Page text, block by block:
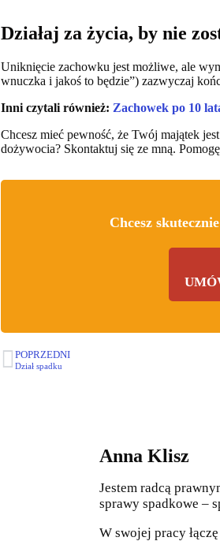
Działaj za życia, by nie
Uniknięcie zachowku jest możliwe, ale
wnuczka i jakoś to będzie”) zazwyczaj
Inni czytali również: Zachowek po 10
Chcesz mieć pewność, że Twój majątek
dożywocia? Skontaktuj się ze mną.
Chcesz
POPRZEDNI
Dział spadku
Anna Klisz
Jestem radcą
sprawy spadkowe –
W swojej pracy